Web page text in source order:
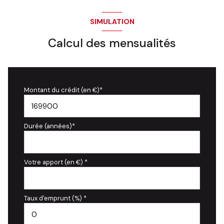
SIMULATION
Calcul des mensualités
Montant du crédit (en €)*
Durée (années)*
Votre apport (en €) *
Taux d'emprunt (%) *